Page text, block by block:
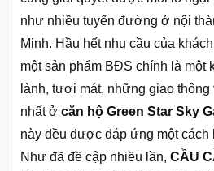
như nhiều tuyến đường ở nội
Minh. Hầu hết nhu cầu của
một sản phẩm BĐS chính là một
lành, tươi mát, những giao thông
nhất ở căn hộ Green Star Sky
này đều được đáp ứng một cách
Như đã đề cập nhiều lần, CẦU